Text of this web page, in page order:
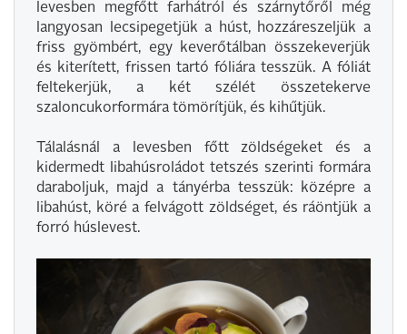
levesben megfőtt farhátról és szárnytőről még
langyosan lecsipegetjük a húst, hozzáreszeljük a
friss gyömbért, egy keverőtálban összekeverjük
és kiterített, frissen tartó fóliára tesszük. A fóliát
feltekerjük, a két szélét összetekerve
szaloncukorformára tömörítjük, és kihűtjük.
Tálalásnál a levesben főtt zöldségeket és a
kidermedt libahúsroládot tetszés szerinti formára
daraboljuk, majd a tányérba tesszük: középre a
libahúst, köré a felvágott zöldséget, és ráöntjük a
forró húslevest.